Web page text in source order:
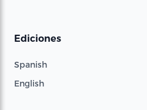
Ediciones
Spanish
English